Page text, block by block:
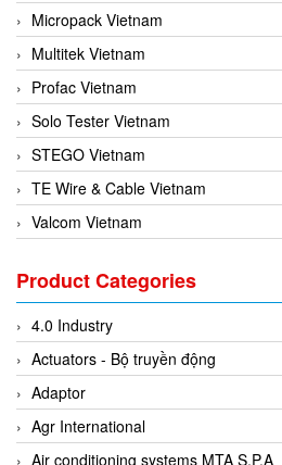
Micropack Vietnam
Multitek Vietnam
Profac Vietnam
Solo Tester Vietnam
STEGO Vietnam
TE Wire & Cable Vietnam
Valcom Vietnam
3CTEST Vietnam
4B VietNam Vietnam
ABB Vietnam
AC Infinity Vietnam
AC&E Telecommunications
AC&T Vietnam
Product Categories
4.0 Industry
Actuators - Bộ truyền động
Adaptor
Agr International
Air conditioning systems MTA S.P.A